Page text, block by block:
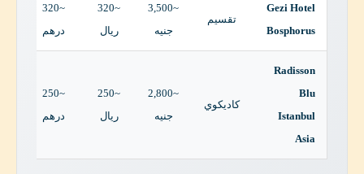
Gezi Hotel
Bosphorus
تقسيم
~3,500
جنيه
~320
ريال
~320
درهم
Radisson
Blu
Istanbul
Asia
كاديكوي
~2,800
جنيه
~250
ريال
~250
درهم